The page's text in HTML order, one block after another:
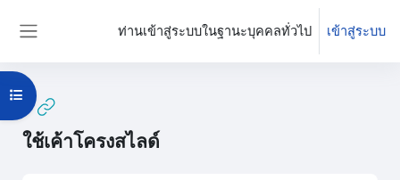
ท่านเข้าสู่ระบบในฐานะบุคคลทั่วไป เข้าสู่ระบบ
ใช้เค้าโครงสไลด์
Open course index